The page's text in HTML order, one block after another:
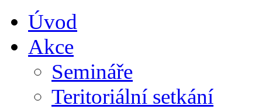
Úvod
Akce
Semináře
Teritoriální setkání